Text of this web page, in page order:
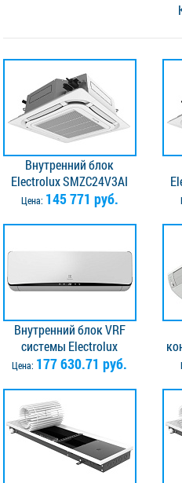
Внутренний блок
Electrolux SMZC24V3AI
Цена: 145 771 руб.
Внутренний блок VRF
системы Electrolux
ESVMW-SF-45N
Цена: 177 630.71 руб.